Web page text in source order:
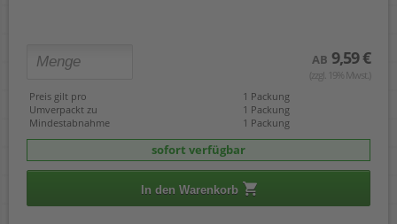
AB 9,59 €
(zzgl. 19% Mwst.)
Preis gilt pro
1 Packung
Umverpackt zu
1 Packung
Mindestabnahme
1 Packung
sofort verfügbar
In den Warenkorb